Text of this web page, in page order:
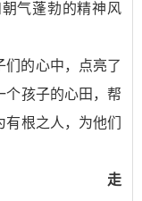
气蓬勃的精神风
们的心中，点亮了
个孩子的心田，帮
根之人，为他们
走